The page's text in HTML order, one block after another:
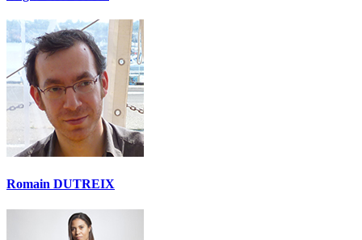
Romain DUTREIX